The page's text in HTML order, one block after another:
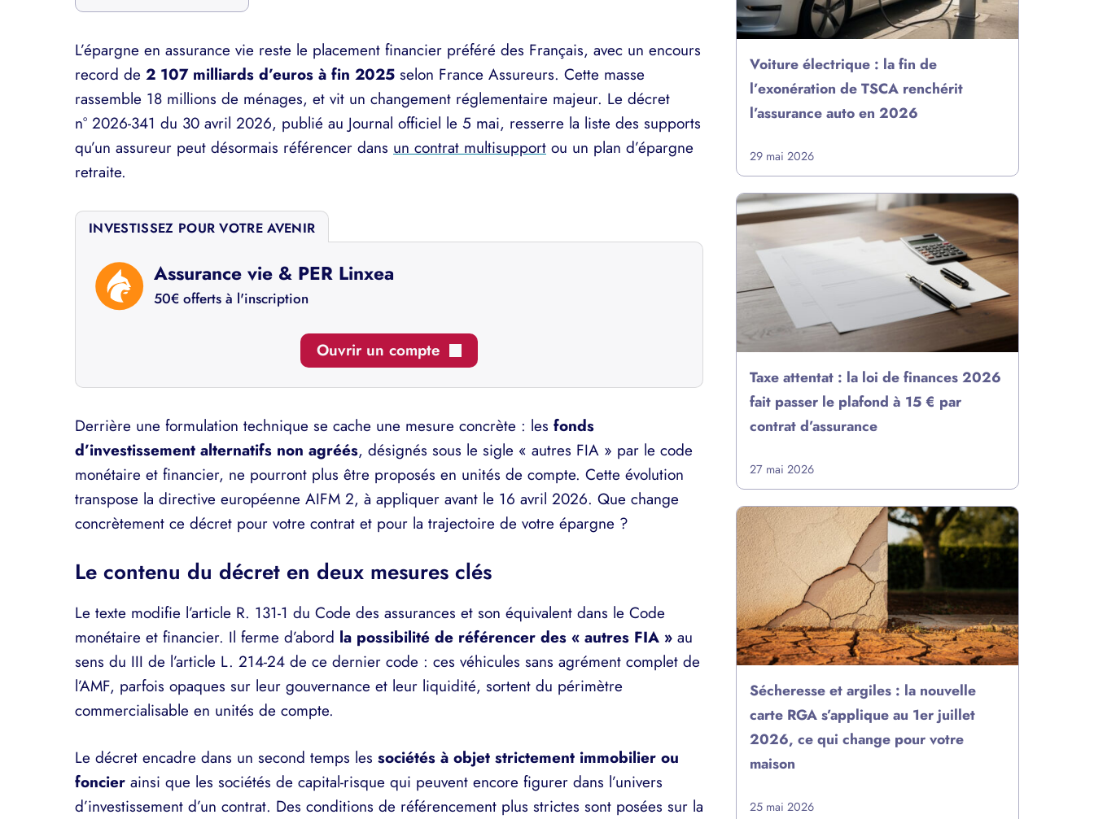
L’épargne en assurance vie reste le placement financier préféré des Français, avec un encours
record de 2 107 milliards d’euros à fin 2025 selon France Assureurs. Cette masse
rassemble 18 millions de ménages, et vit un changement réglementaire majeur. Le décret
n° 2026-341 du 30 avril 2026, publié au Journal officiel le 5 mai, resserre la liste des supports
qu’un assureur peut désormais référencer dans un contrat multisupport ou un plan d’épargne
retraite.
INVESTISSEZ POUR VOTRE AVENIR
Assurance vie & PER Linxea
50€ offerts à l'inscription
Ouvrir un compte
Derrière une formulation technique se cache une mesure concrète : les fonds
d’investissement alternatifs non agréés, désignés sous le sigle « autres FIA » par le code
monétaire et financier, ne pourront plus être proposés en unités de compte. Cette évolution
transpose la directive européenne AIFM 2, à appliquer avant le 16 avril 2026. Que change
concrètement ce décret pour votre contrat et pour la trajectoire de votre épargne ?
Le contenu du décret en deux mesures clés
Le texte modifie l’article R. 131-1 du Code des assurances et son équivalent dans le Code
monétaire et financier. Il ferme d’abord la possibilité de référencer des « autres FIA » au
sens du III de l’article L. 214-24 de ce dernier code : ces véhicules sans agrément complet de
l’AMF, parfois opaques sur leur gouvernance et leur liquidité, sortent du périmètre
commercialisable en unités de compte.
Le décret encadre dans un second temps les sociétés à objet strictement immobilier ou
foncier ainsi que les sociétés de capital-risque qui peuvent encore figurer dans l’univers
d’investissement d’un contrat. Des conditions de référencement plus strictes sont posées sur la
Voiture électrique : la fin de
l’exonération de TSCA renchérit
l’assurance auto en 2026
29 mai 2026
Taxe attentat : la loi de finances 2026
fait passer le plafond à 15 € par
contrat d’assurance
27 mai 2026
Sécheresse et argiles : la nouvelle
carte RGA s’applique au 1er juillet
2026, ce qui change pour votre
maison
25 mai 2026